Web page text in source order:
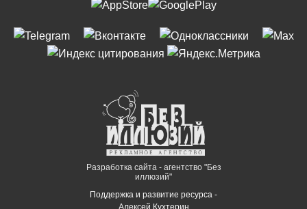
Разработка сайта - агентство "Без
иллюзий"
Поддержка и развитие ресурса -
Алексей Кухтерин